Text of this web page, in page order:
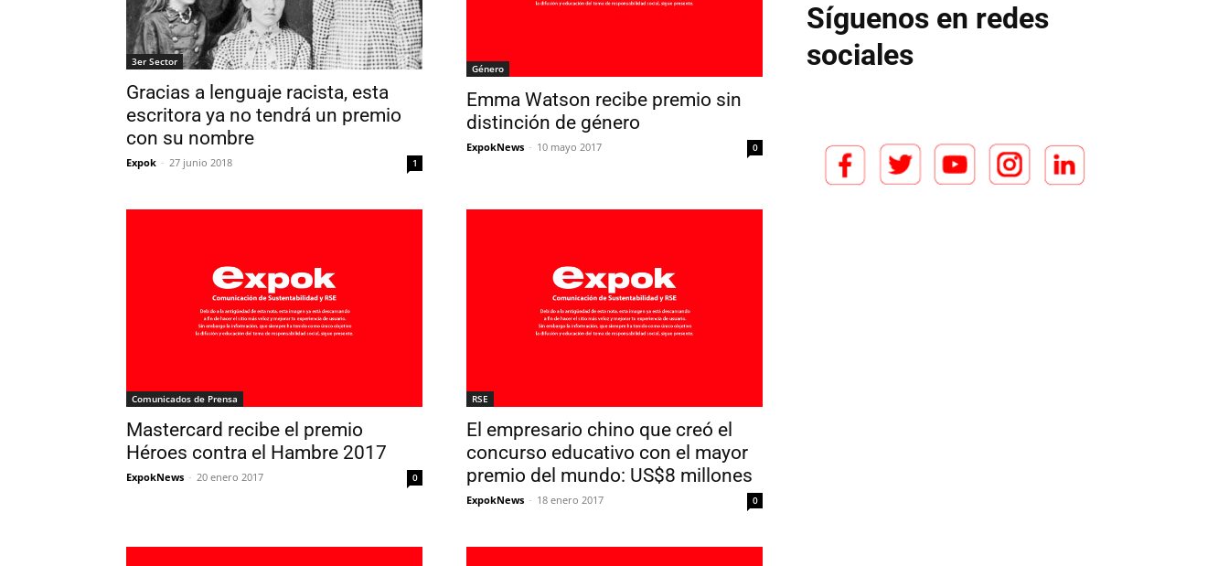
3er Sector
Gracias a lenguaje racista, esta
escritora ya no tendrá un premio
con su nombre
Expok - 27 junio 2018 1
Género
Emma Watson recibe premio sin
distinción de género
ExpokNews - 10 mayo 2017 0
Comunicados de Prensa
Mastercard recibe el premio
Héroes contra el Hambre 2017
ExpokNews - 20 enero 2017 0
RSE
El empresario chino que creó el
concurso educativo con el mayor
premio del mundo: US$8 millones
ExpokNews - 18 enero 2017 0
Síguenos en redes
sociales